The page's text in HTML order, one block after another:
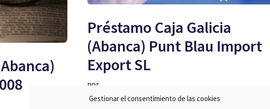
Gestionar el consentimiento de las cookies
Préstamo Caja Galicia
(Abanca) Punt Blau Import
Export SL
por